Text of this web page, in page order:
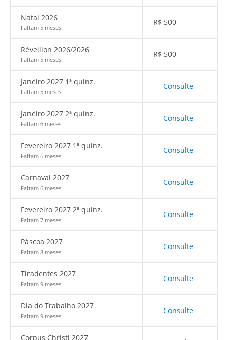
Natal 2026
Faltam 5 meses
R$ 500
Réveillon 2026/2026
Faltam 5 meses
R$ 500
Janeiro 2027 1ª quinz.
Faltam 5 meses
Consulte
Janeiro 2027 2ª quinz.
Faltam 6 meses
Consulte
Fevereiro 2027 1ª quinz.
Faltam 6 meses
Consulte
Carnaval 2027
Faltam 6 meses
Consulte
Fevereiro 2027 2ª quinz.
Faltam 7 meses
Consulte
Páscoa 2027
Faltam 8 meses
Consulte
Tiradentes 2027
Faltam 9 meses
Consulte
Dia do Trabalho 2027
Faltam 9 meses
Consulte
Corpus Christi 2027